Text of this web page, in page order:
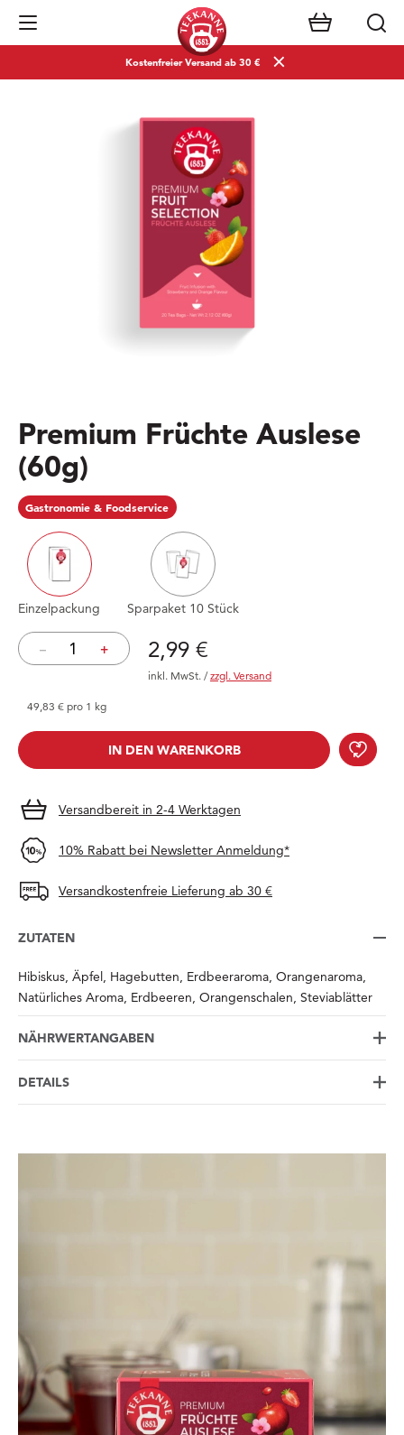
Navigation öffnen
Kostenfreier Versand ab 30 €
Premium Früchte Auslese
(60g)
Gastronomie & Foodservice
Einzelpackung Sparpaket 10 Stück
– + Preis: 2,99 €
2,99 €
inkl. MwSt. /zzgl. Versand
49,83 € pro 1 kg
IN DEN WARENKORB
Versandbereit in 2-4 Werktagen
10% Rabatt bei Newsletter Anmeldung*
Versandkostenfreie Lieferung ab 30 €
ZUTATEN
Hibiskus, Äpfel, Hagebutten, Erdbeeraroma, Orangenaroma,
Natürliches Aroma, Erdbeeren, Orangenschalen, Steviablätter
NÄHRWERTANGABEN
DETAILS